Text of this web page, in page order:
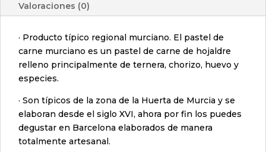
Valoraciones (0)
· Producto típico regional murciano. El pastel de
carne murciano es un pastel de carne de hojaldre
relleno principalmente de ternera, chorizo, huevo y
especies.
· Son típicos de la zona de la Huerta de Murcia y se
elaboran desde el siglo XVI, ahora por fin los puedes
degustar en Barcelona elaborados de manera
totalmente artesanal.